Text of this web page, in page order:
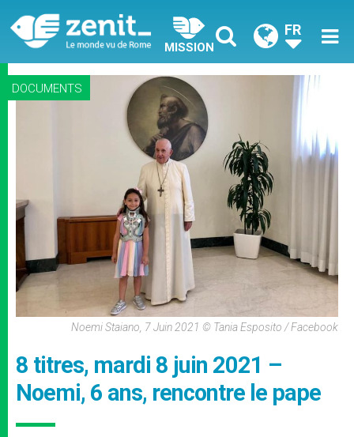
MISSION
FR
DOCUMENTS
Noemi Staiano, 7 Juin 2021 © Tania Esposito / Facebook
8 titres, mardi 8 juin 2021 –
Noemi, 6 ans, rencontre le pape